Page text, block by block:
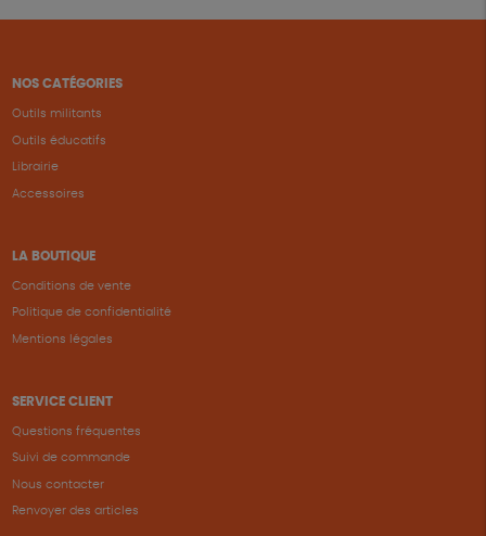
NOS CATÉGORIES
Outils militants
Outils éducatifs
Librairie
Accessoires
LA BOUTIQUE
Conditions de vente
Politique de confidentialité
Mentions légales
SERVICE CLIENT
Questions fréquentes
Suivi de commande
Nous contacter
Renvoyer des articles